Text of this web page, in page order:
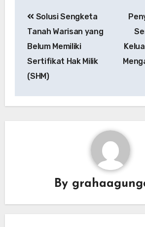
Solusi Sengketa
Tanah Warisan yang
Belum Memiliki
Sertifikat Hak Milik
(SHM)
By